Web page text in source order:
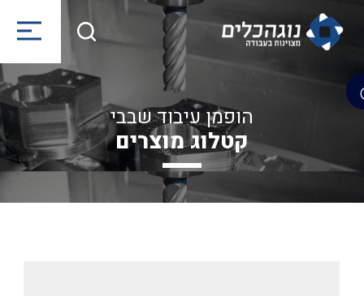
הופמן עיבוד שבבי
קטלוג מוצרים